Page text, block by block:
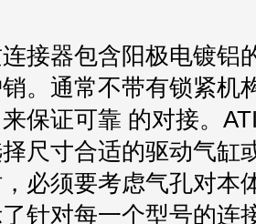
接器包含阳极电镀铝
。通常不带有锁紧机
保证可靠 的对接。
尺寸合适的驱动气缸
必须要考虑气孔对本
针对每一个型号的连